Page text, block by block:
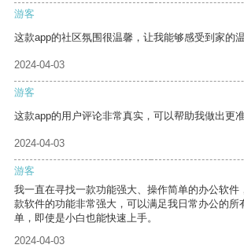
游客
这款app的社区氛围很温馨，让我能够感受到家的温
2024-04-03
游客
这款app的用户评论非常真实，可以帮助我做出更准
2024-04-03
游客
我一直在寻找一款功能强大、操作简单的办公软件
款软件的功能非常强大，可以满足我日常办公的所
单，即使是小白也能快速上手。
2024-04-03